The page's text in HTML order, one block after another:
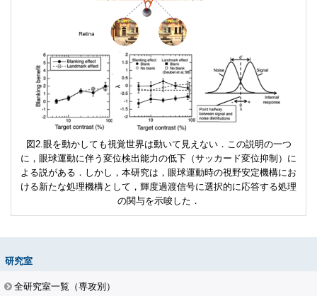
眼を動かしても視覚世界は動いて見えない．この説明の一つ
に，眼球運動に伴う変位検出能力の低下（サッカード変位抑制）に
よる説がある．しかし，本研究は，眼球運動時の視野安定機構にお
ける新たな処理機構として，輝度過渡信号に選択的に応答する処理
の関与を示唆した．
研究室
全研究室一覧（専攻別）